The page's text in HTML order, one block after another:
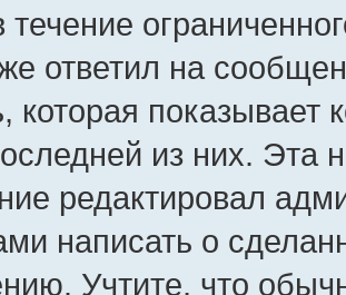
течение
ответил на
которая показывает
из них. Эта
редактировал
написать о
Учтите, что